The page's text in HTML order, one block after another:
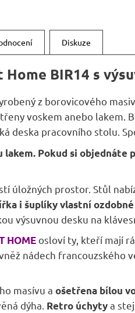
Diskuze
Home BIR14 s
z borovicového
voskem anebo lakem.
deska pracovního stolu.
Pokud si
úložných prostor. Stůl
i šuplíky vlastní
výsuvnou desku na
HOMEosloví ty, kteří mají
nádech
masívu a ošetřena bílou
dýha. Retro úchytya